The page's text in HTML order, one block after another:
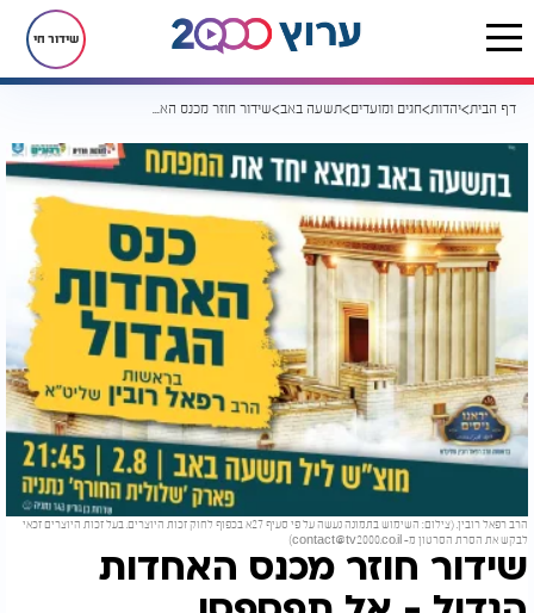
שידור חי
דף הבית יהדות חגים ומועדים תשעה באב שידור חוזר מכנס האחדות הגדול - אל תפספסו
הרב רפאל רובין. (צילום: השימוש בתמונה נעשה על פי סעיף 27א בכפוף לחוק זכות היוצרים. בעל זכות היוצרים זכאי
לבקש את הסרת הסרטון מ-contact@tv2000.co.il
)
שידור חוזר מכנס האחדות